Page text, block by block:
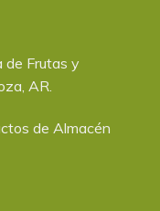
de Frutas y
AR.
de Almacén